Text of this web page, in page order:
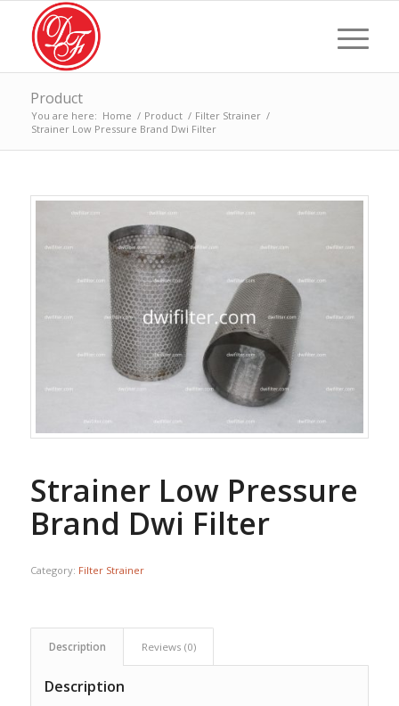
Product
You are here: Home / Product / Filter Strainer /
Strainer Low Pressure Brand Dwi Filter
Strainer Low Pressure
Brand Dwi Filter
Category: Filter Strainer
Description Reviews (0)
Description